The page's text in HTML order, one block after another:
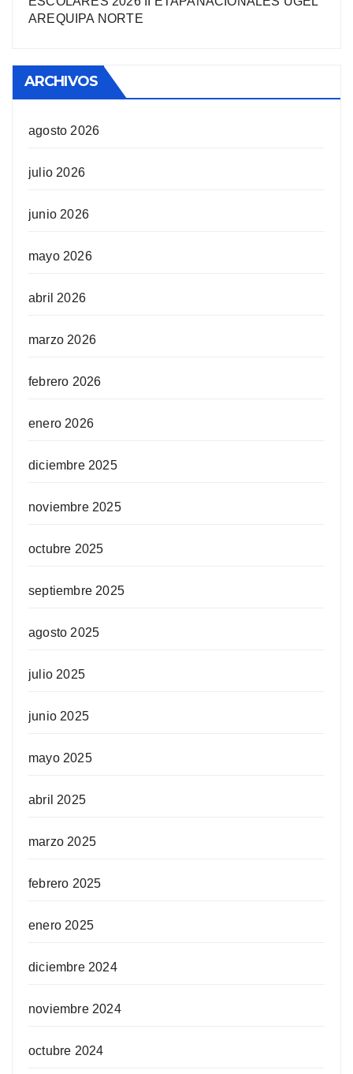
AREQUIPA NORTЕ
ARCHIVOS
agosto 2026
julio 2026
junio 2026
mayo 2026
abril 2026
marzo 2026
febrero 2026
enero 2026
diciembre 2025
noviembre 2025
octubre 2025
septiembre 2025
agosto 2025
julio 2025
junio 2025
mayo 2025
abril 2025
marzo 2025
febrero 2025
enero 2025
diciembre 2024
noviembre 2024
octubre 2024